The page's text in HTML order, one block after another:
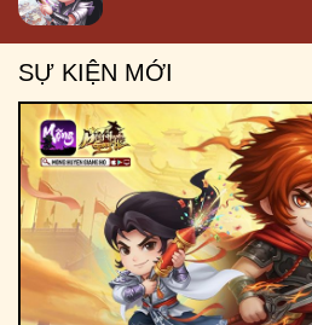
SỰ KIỆN MỚI